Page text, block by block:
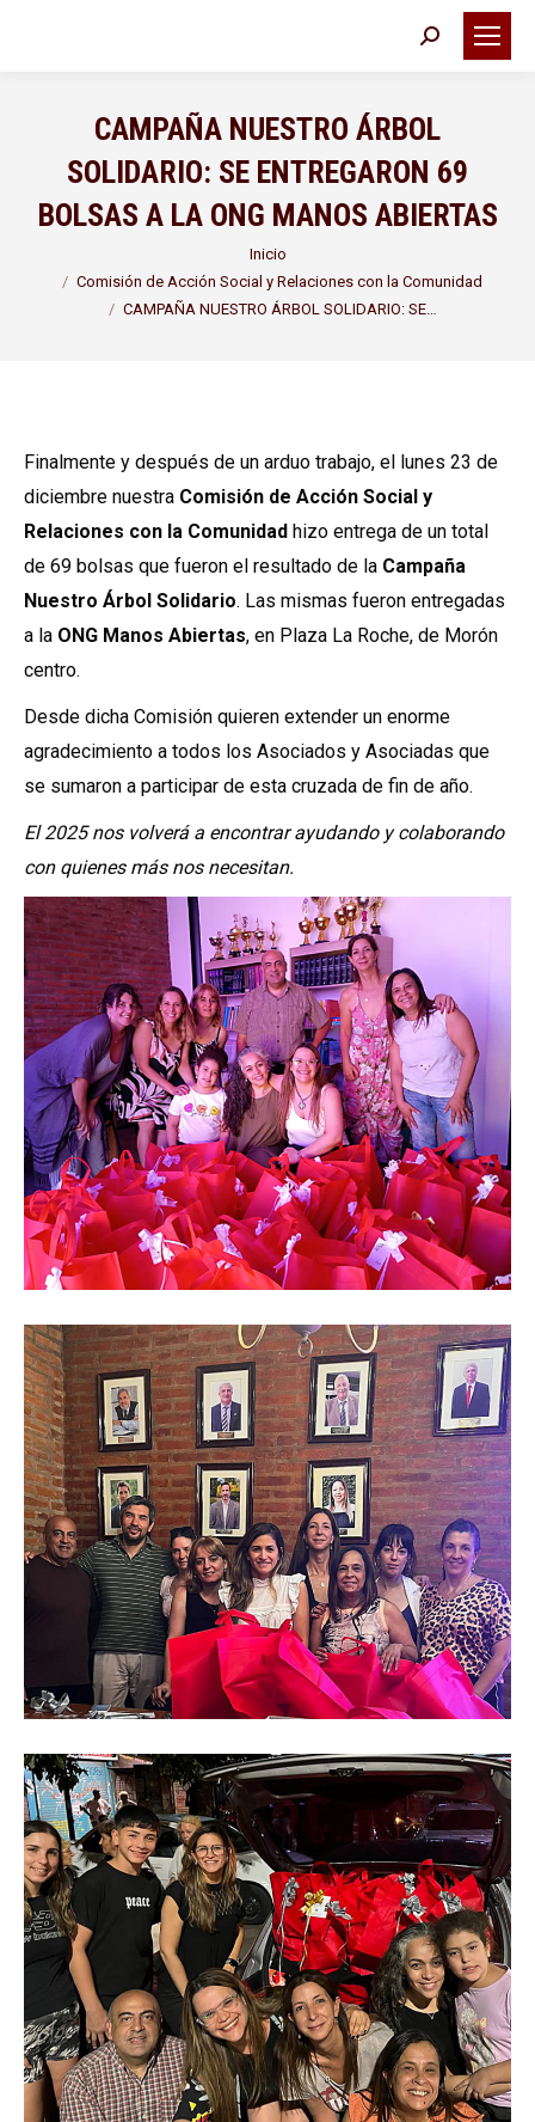
Buscar:
CAMPAÑA NUESTRO ÁRBOL
SOLIDARIO: SE ENTREGARON 69
BOLSAS A LA ONG MANOS ABIERTAS
Inicio
Comisión de Acción Social y Relaciones con la Comunidad
CAMPAÑA NUESTRO ÁRBOL SOLIDARIO: SE…
Finalmente y después de un arduo trabajo, el lunes 23 de
diciembre nuestra Comisión de Acción Social y
Relaciones con la Comunidad hizo entrega de un total
de 69 bolsas que fueron el resultado de la Campaña
Nuestro Árbol Solidario. Las mismas fueron entregadas
a la ONG Manos Abiertas, en Plaza La Roche, de Morón
centro.
Desde dicha Comisión quieren extender un enorme
agradecimiento a todos los Asociados y Asociadas que
se sumaron a participar de esta cruzada de fin de año.
El 2025 nos volverá a encontrar ayudando y colaborando
con quienes más nos necesitan.